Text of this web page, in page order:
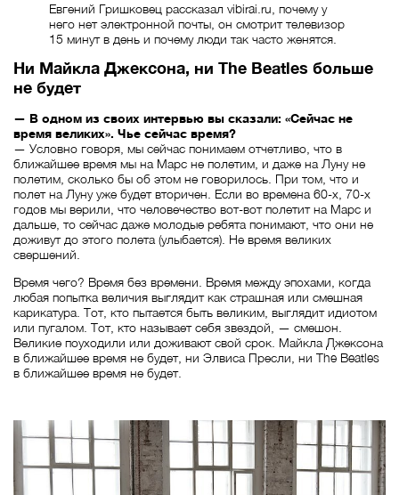
Евгений Гришковец рассказал vibirai.ru, почему у
него нет электронной почты, он смотрит телевизор
15 минут в день и почему люди так часто женятся.
Ни Майкла Джексона, ни The Beatles больше
не будет
— В одном из своих интервью вы сказали: «Сейчас не
время великих». Чье сейчас время?
— Условно говоря, мы сейчас понимаем отчетливо, что в
ближайшее время мы на Марс не полетим, и даже на Луну не
полетим, сколько бы об этом не говорилось. При том, что и
полет на Луну уже будет вторичен. Если во времена 60-х, 70-х
годов мы верили, что человечество вот-вот полетит на Марс и
дальше, то сейчас даже молодые ребята понимают, что они не
доживут до этого полета (улыбается). Не время великих
свершений.
Время чего? Время без времени. Время между эпохами, когда
любая попытка величия выглядит как страшная или смешная
карикатура. Тот, кто пытается быть великим, выглядит идиотом
или пугалом. Тот, кто называет себя звездой, — смешон.
Великие поуходили или доживают свой срок. Майкла Джексона
в ближайшее время не будет, ни Элвиса Пресли, ни The Beatles
в ближайшее время не будет.